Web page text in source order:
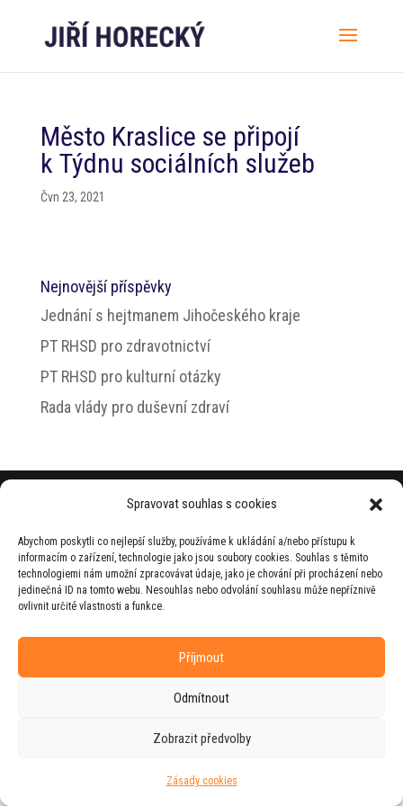
Spravovat souhlas s cookies
Abychom poskytli co nejlepší služby, používáme k ukládání a/nebo přístupu k
informacím o zařízení, technologie jako jsou soubory cookies. Souhlas s těmito
technologiemi nám umožní zpracovávat údaje, jako je chování při procházení nebo
jedinečná ID na tomto webu. Nesouhlas nebo odvolání souhlasu může nepříznivě
ovlivnit určité vlastnosti a funkce.
Příjmout
Odmítnout
Zobrazit předvolby
Zásady cookies
Město Kraslice se připojí
k Týdnu sociálních služeb
Čvn 23, 2021
Nejnovější příspěvky
Jednání s hejtmanem Jihočeského kraje
PT RHSD pro zdravotnictví
PT RHSD pro kulturní otázky
Rada vlády pro duševní zdraví
© 2026 Jiří Horecký – Osobní stránky Jiřího
Web vytvořila firmaRUDIve spolupráci s
agenturouZEST BRAND.